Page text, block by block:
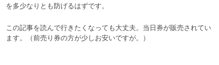
この記事を読んで行きたくなっても大丈夫。当日券が販売されてい
ます。（前売り券の方が少しお安いですが。）